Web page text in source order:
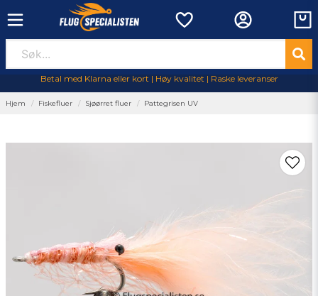
Betal med Klarna eller kort | Høy kvalitet | Raske leveranser
Hjem Fiskefluer Sjøørret fluer Pattegrisen UV